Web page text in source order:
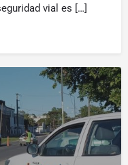
vial es […]